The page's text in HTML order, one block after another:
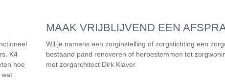
K4
hoe
MAAK VRIJBLIJVEND EEN
Wil je namens een zorginstelling of zorgstichting een
bestaand pand renoveren of herbestemmen tot
met zorgarchitect Dirk Klaver.